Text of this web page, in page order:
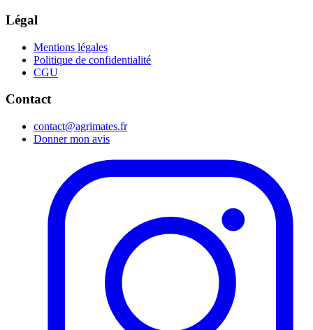
Légal
Mentions légales
Politique de confidentialité
CGU
Contact
contact@agrimates.fr
Donner mon avis